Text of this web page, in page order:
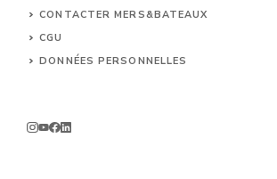
CONTACTER MERS&BATEAUX
CGU
DONNÉES PERSONNELLES